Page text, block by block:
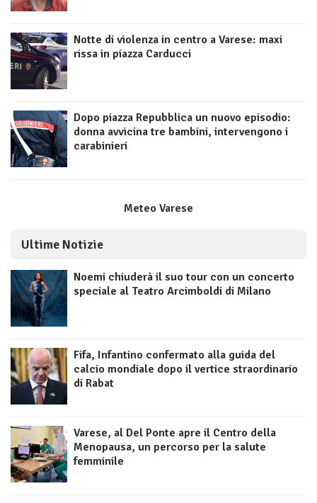
Notte di violenza in centro a Varese: maxi
rissa in piazza Carducci
Dopo piazza Repubblica un nuovo episodio:
donna avvicina tre bambini, intervengono i
carabinieri
Meteo Varese
Ultime Notizie
Noemi chiuderà il suo tour con un concerto
speciale al Teatro Arcimboldi di Milano
Fifa, Infantino confermato alla guida del
calcio mondiale dopo il vertice straordinario
di Rabat
Varese, al Del Ponte apre il Centro della
Menopausa, un percorso per la salute
femminile